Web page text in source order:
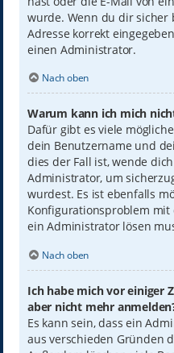
wurde. Wenn du dir sicher
Adresse korrekt
einen Administrator.
Nach oben
Warum kann ich mich
Dafür gibt es viele
dein Benutzername und
dies der Fall ist, wende
Administrator, um
wurdest. Es ist ebenfalls
Konfigurationsproblem mit
ein Administrator lösen
Nach oben
Ich habe mich vor einiger
aber nicht mehr
Es kann sein, dass ein
aus verschieden Gründen